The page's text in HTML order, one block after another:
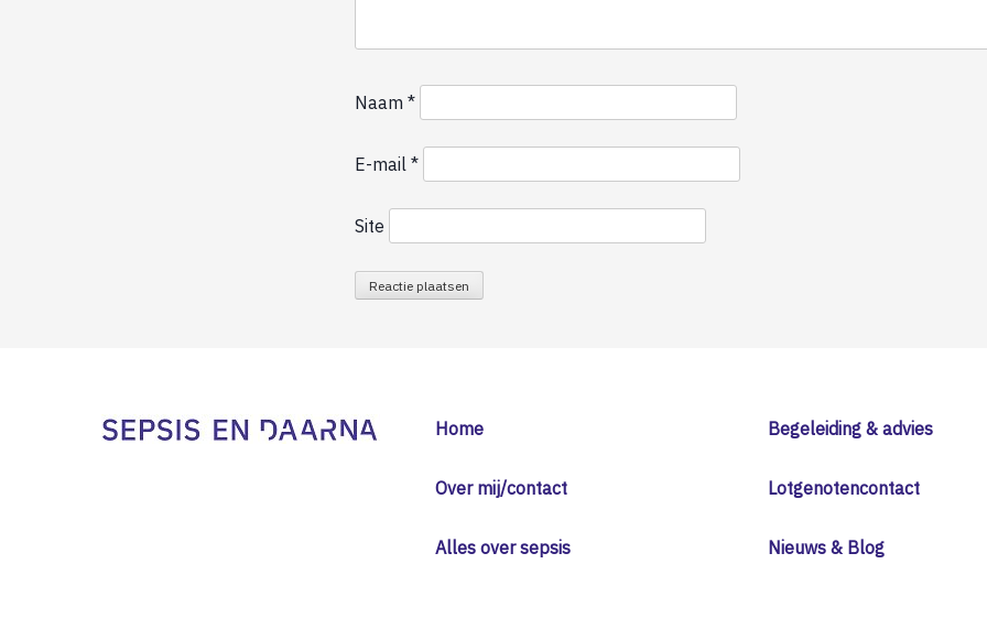
Naam *
E-mail *
Site
Home
Over mij/contact
Alles over sepsis
Begeleiding & advies
Lotgenotencontact
Nieuws & Blog